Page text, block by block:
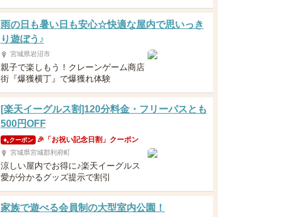
雨の日も暑い日も安心☆快適な屋内で思いっき
り遊ぼう♪
宮城県岩沼市
親子で楽しもう！クレーンゲーム商店
街『爆獲横丁』で爆獲れ体験
[楽天イーグルス割]120分料金・フリーパスとも
500円OFF
クーポン 🎉「お祝い記念日割」クーポン
宮城県宮城郡利府町
涼しい屋内でお得に♪楽天イーグルス
愛が分かるグッズ提示で割引
家族で遊べる会員制の大型室内公園！